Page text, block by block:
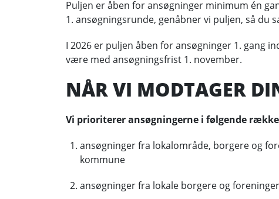
Puljen er åben for ansøgninger minimum én
1. ansøgningsrunde, genåbner vi puljen, så du
I 2026 er puljen åben for ansøgninger 1. gang
være med ansøgningsfrist 1. november.
NÅR VI MODTAGER
Vi prioriterer ansøgningerne i følgende
ansøgninger fra lokalområde, borgere og
kommune
ansøgninger fra lokale borgere og